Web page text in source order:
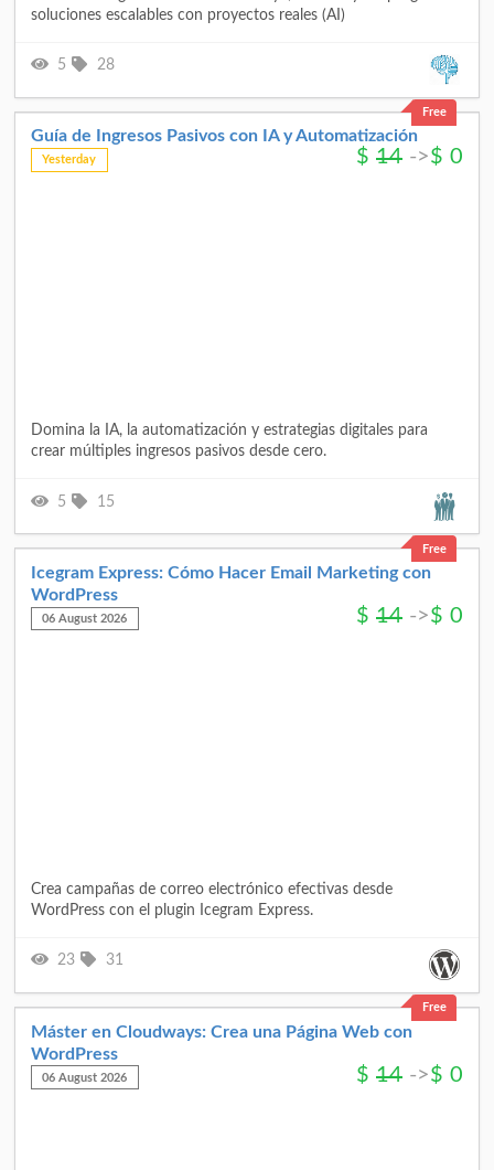
soluciones escalables con proyectos reales (AI)
5 28
Free
Guía de Ingresos Pasivos con IA y Automatización
Yesterday $ 14 ->$ 0
Domina la IA, la automatización y estrategias digitales para
crear múltiples ingresos pasivos desde cero.
5 15
Free
Icegram Express: Cómo Hacer Email Marketing con
WordPress
06 August 2026 $ 14 ->$ 0
Crea campañas de correo electrónico efectivas desde
WordPress con el plugin Icegram Express.
23 31
Free
Máster en Cloudways: Crea una Página Web con
WordPress
06 August 2026 $ 14 ->$ 0